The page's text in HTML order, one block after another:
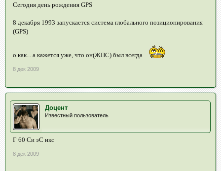
Сегодня день рождения GPS
8 декабря 1993 запускается система глобального позиционирования
(GPS)
о как... а кажется уже, что он(ЖПС) был всегда
8 дек 2009
Доцент
Известный пользователь
Г 60 Си эС икс
8 дек 2009